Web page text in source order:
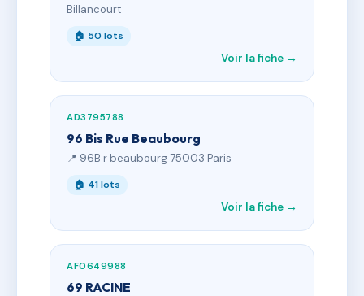
Billancourt
🏠 50 lots
Voir la fiche →
AD3795788
96 Bis Rue Beaubourg
📍 96B r beaubourg 75003 Paris
🏠 41 lots
Voir la fiche →
AF0649988
69 RACINE